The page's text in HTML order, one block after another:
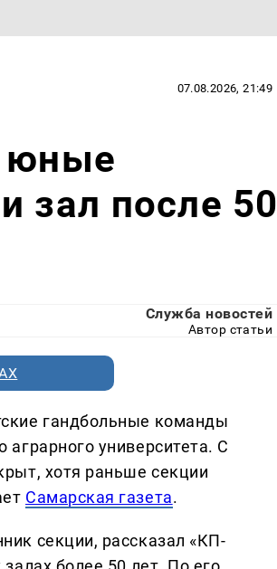
07.08.2026, 21:49
юные
зал после 50
Служба новостей
Автор статьи
гандбольные команды
университета. С
хотя раньше секции
Самарская газета.
секции, рассказал «КП-